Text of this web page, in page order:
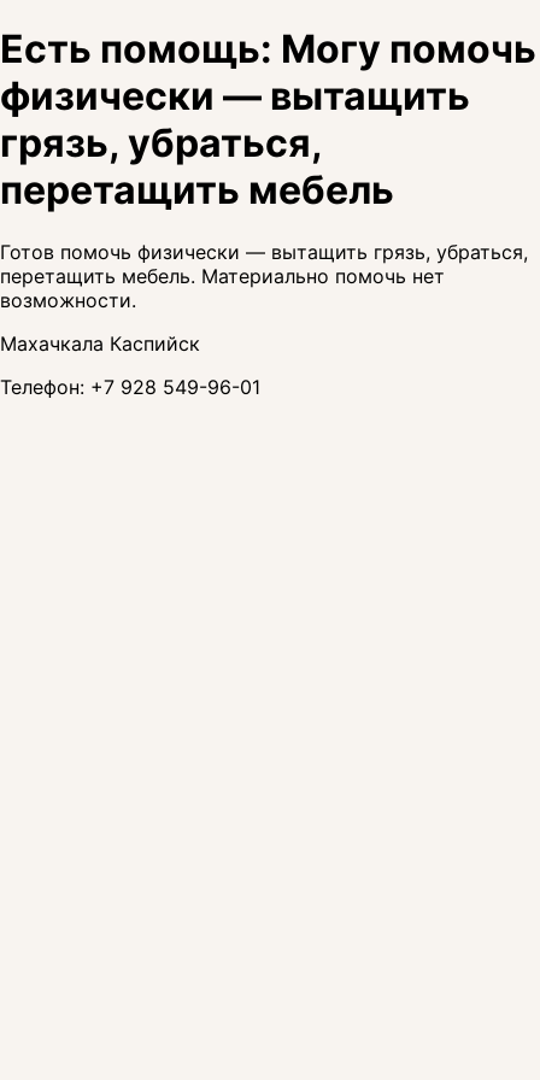
Есть помощь: Могу помочь
физически — вытащить
грязь, убраться,
перетащить мебель
Готов помочь физически — вытащить грязь, убраться,
перетащить мебель. Материально помочь нет
возможности.
Махачкала Каспийск
Телефон: +7 928 549-96-01